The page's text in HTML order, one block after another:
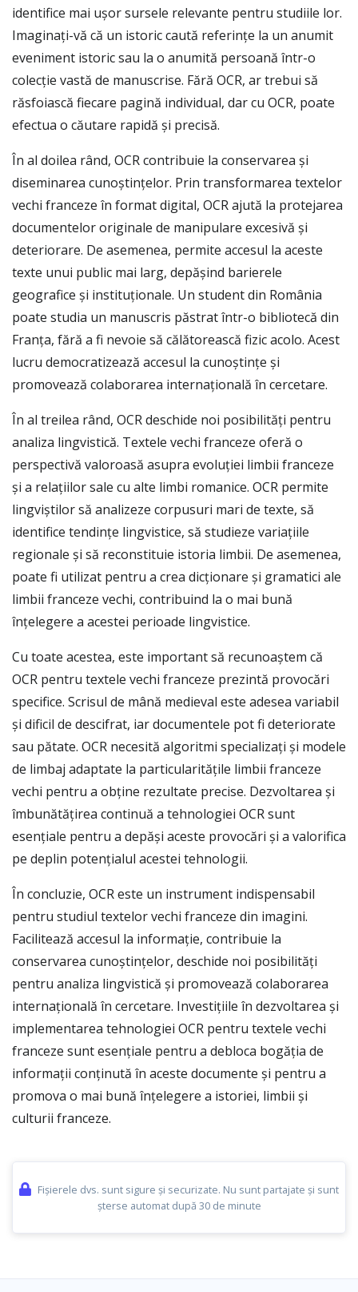
identifice mai ușor sursele relevante pentru studiile lor.
Imaginați-vă că un istoric caută referințe la un anumit
eveniment istoric sau la o anumită persoană într-o
colecție vastă de manuscrise. Fără OCR, ar trebui să
răsfoiască fiecare pagină individual, dar cu OCR, poate
efectua o căutare rapidă și precisă.
În al doilea rând, OCR contribuie la conservarea și
diseminarea cunoștințelor. Prin transformarea textelor
vechi franceze în format digital, OCR ajută la protejarea
documentelor originale de manipulare excesivă și
deteriorare. De asemenea, permite accesul la aceste
texte unui public mai larg, depășind barierele
geografice și instituționale. Un student din România
poate studia un manuscris păstrat într-o bibliotecă din
Franța, fără a fi nevoie să călătorească fizic acolo. Acest
lucru democratizează accesul la cunoștințe și
promovează colaborarea internațională în cercetare.
În al treilea rând, OCR deschide noi posibilități pentru
analiza lingvistică. Textele vechi franceze oferă o
perspectivă valoroasă asupra evoluției limbii franceze
și a relațiilor sale cu alte limbi romanice. OCR permite
lingviștilor să analizeze corpusuri mari de texte, să
identifice tendințe lingvistice, să studieze variațiile
regionale și să reconstituie istoria limbii. De asemenea,
poate fi utilizat pentru a crea dicționare și gramatici ale
limbii franceze vechi, contribuind la o mai bună
înțelegere a acestei perioade lingvistice.
Cu toate acestea, este important să recunoaștem că
OCR pentru textele vechi franceze prezintă provocări
specifice. Scrisul de mână medieval este adesea variabil
și dificil de descifrat, iar documentele pot fi deteriorate
sau pătate. OCR necesită algoritmi specializați și modele
de limbaj adaptate la particularitățile limbii franceze
vechi pentru a obține rezultate precise. Dezvoltarea și
îmbunătățirea continuă a tehnologiei OCR sunt
esențiale pentru a depăși aceste provocări și a valorifica
pe deplin potențialul acestei tehnologii.
În concluzie, OCR este un instrument indispensabil
pentru studiul textelor vechi franceze din imagini.
Facilitează accesul la informație, contribuie la
conservarea cunoștințelor, deschide noi posibilități
pentru analiza lingvistică și promovează colaborarea
internațională în cercetare. Investițiile în dezvoltarea și
implementarea tehnologiei OCR pentru textele vechi
franceze sunt esențiale pentru a debloca bogăția de
informații conținută în aceste documente și pentru a
promova o mai bună înțelegere a istoriei, limbii și
culturii franceze.
Fișierele dvs. sunt sigure și securizate. Nu sunt partajate și sunt
șterse automat după 30 de minute